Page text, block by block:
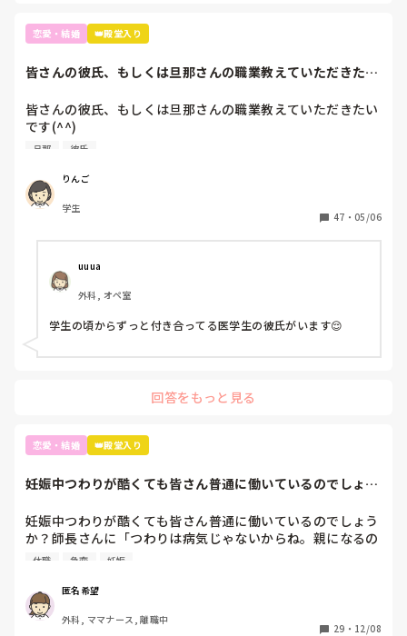
恋愛・結婚 👑殿堂入り
皆さんの彼氏、もしくは旦那さんの職業教えていただきたい
皆さんの彼氏、もしくは旦那さんの職業教えていただきたい
です(^^)
旦那 彼氏
りんご
学生
47 ・ 05/06
uuua
外科, オペ室
学生の頃からずっと付き合ってる医学生の彼氏がいます😌
回答をもっと見る
恋愛・結婚 👑殿堂入り
妊娠中つわりが酷くても皆さん普通に働いているのでしょう
妊娠中つわりが酷くても皆さん普通に働いているのでしょう
か？師長さんに「つわりは病気じゃないからね。親になるの
はそう簡単じゃないのよ。みんな辛いのを乗り越えてるんだ
でしょ」と言われました。体調的に本当にしんどいです。患
者の心配している余裕がなく、急変したらと不安です。結構
ナイーブになっているのかすぐ涙が出ます。妊娠初期はみん
休職 急変 妊娠
匿名希望
外科, ママナース, 離職中
29 ・ 12/08